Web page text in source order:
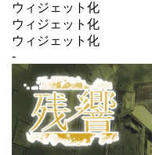
ウィジェット化
ウィジェット化
ウィジェット化
-